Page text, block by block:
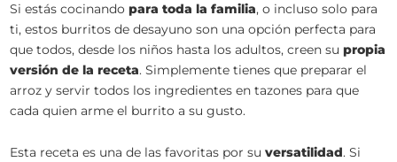
Si estás cocinandopara toda la familia, o incluso solo para
ti, estos burritos de desayuno son una opción perfecta para
que todos, desde los niños hasta los adultos, creen supropia
versión de la receta. Simplemente tienes que preparar el
arroz y servir todos los ingredientes en tazones para que
cada quien arme el burrito a su gusto.
Esta receta es una de las favoritas por su versatilidad. Si